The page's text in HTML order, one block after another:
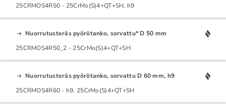
25CRMOS4R50 - 25CrMo(S)4+QT+SH, h9
Nuorrutusteräs pyörötanko, sorvattu* D 50 mm
25CRMOS4R50_2 - 25CrMo(S)4+QT+SH
Nuorrutusteräs pyörötanko, sorvattu D 60 mm, h9
25CRMOS4R60 - h9, 25CrMo(S)4+QT+SH